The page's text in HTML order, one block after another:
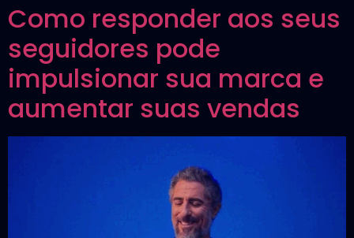
Como responder aos seus
seguidores pode
impulsionar sua marca e
aumentar suas vendas